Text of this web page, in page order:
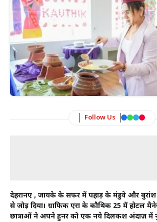
Follow Us
देहरादूनए , जायके के सफर में पहाड़ के मंडुवे और बुरांश
से जोड़ दिया। ग्राफिक एरा के कौथिक 25 में होटल
छात्राओं ने अपने हुनर को एक नये दिलकश अंदाज़ में